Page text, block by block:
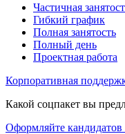
Частичная
Гибкий график
Полная занятость
Полный день
Проектная работа
Корпоративная
Какой соцпакет вы
Оформляйте кандидатов